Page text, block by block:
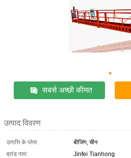
सबसे अच्छी कीमत
उत्पाद विवरण
उत्पत्ति के प्लेस:
बीजिंग, चीन
ब्रांड नाम:
Jinfei Tianhong